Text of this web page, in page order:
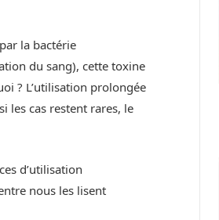
la bactérie
du sang), cette toxine
? L’utilisation prolongée
les cas restent rares, le
d’utilisation
nous les lisent